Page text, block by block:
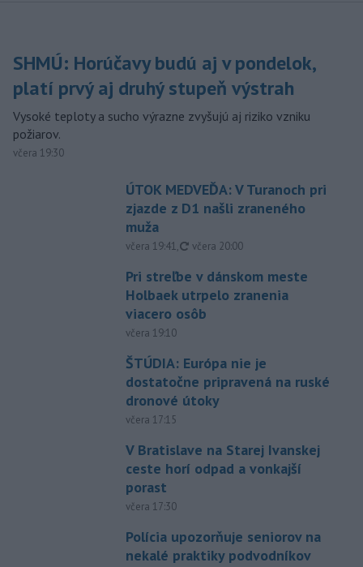
SHMÚ: Horúčavy budú aj v pondelok,
platí prvý aj druhý stupeň výstrah
Vysoké teploty a sucho výrazne zvyšujú aj riziko vzniku
požiarov.
včera 19:30
ÚTOK MEDVEĎA: V Turanoch pri
zjazde z D1 našli zraneného
muža
včera 19:41, aktualizované
včera 20:00
Pri streľbe v dánskom meste
Holbaek utrpelo zranenia
viacero osôb
včera 19:10
ŠTÚDIA: Európa nie je
dostatočne pripravená na ruské
dronové útoky
včera 17:15
V Bratislave na Starej Ivanskej
ceste horí odpad a vonkajší
porast
včera 17:30
Polícia upozorňuje seniorov na
nekalé praktiky podvodníkov